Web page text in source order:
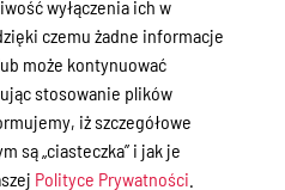
wyłączenia ich w
czemu żadne informacje
może kontynuować
stosowanie plików
iż szczegółowe
są „ciasteczka” i jak je
Polityce Prywatności